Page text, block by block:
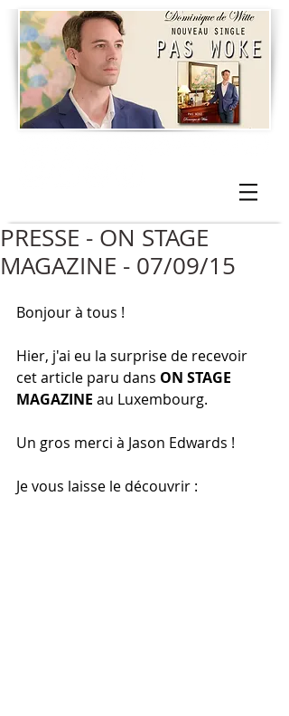
PRESSE - ON STAGE
MAGAZINE - 07/09/15
Bonjour à tous !
Hier, j'ai eu la surprise de recevoir
cet article paru dans ON STAGE
MAGAZINE au Luxembourg.
Un gros merci à Jason Edwards !
Je vous laisse le découvrir :